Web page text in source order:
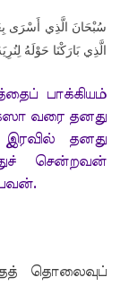
سُبْحَانَ الَّذِي أَسْرَى
الَّذِي بَارَكْنَا حَوْلَهُ
பாக்கியம்
வரை தனது
தனது
சென்றவன்
தொலைவுப்